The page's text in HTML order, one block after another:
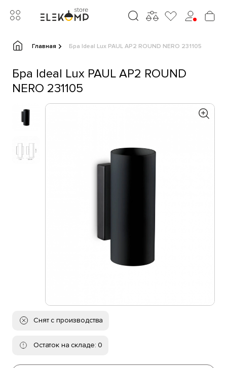
Главная Бра Ideal Lux PAUL AP2 ROUND NERO 231105
Бра Ideal Lux PAUL AP2 ROUND
NERO 231105
Снят с производства
Остаток на складе: 0